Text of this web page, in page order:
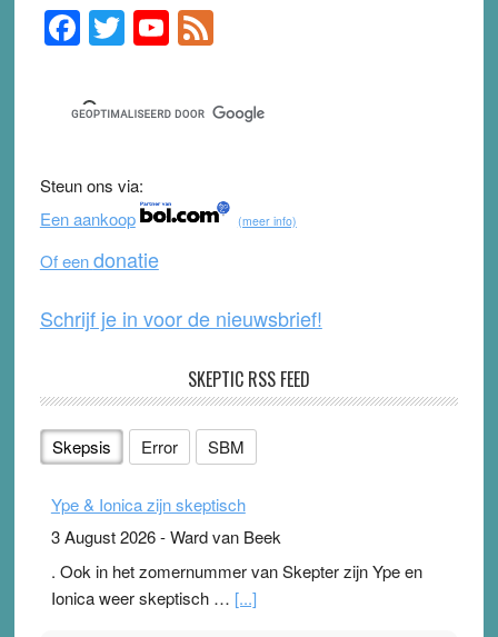
Primary
Sidebar
F
a
c
e
b
o
o
k
T
wi
tt
er
Y
o
u
T
b
e
F
e
d
Steun ons via:
Een aankoop
(meer info)
Of eendonatie
Schrijf je in voor de nieuwsbrief!
SKEPTIC RSS FEED
Skepsis Error SBM
Ype & Ionica zijn skeptisch
3 August 2026-Ward van Beek
. Ook in het zomernummer van Skepter zijn Ype en
Ionica weer skeptisch … [...]